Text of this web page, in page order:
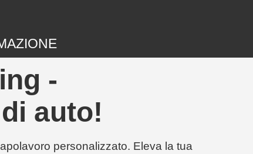
-
auto!
personalizzato. Eleva la tua